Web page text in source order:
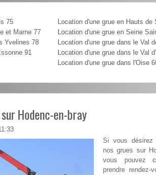
75
et Marne 77
Yvelines 78
91
Location d'une grue en Hauts de
Location d'une grue en Seine
Location d'une grue dans le Val
Location d'une grue dans le Val
Location d'une grue dans l'Oise
Hodenc-en-bray
Si vous désirez
nos grues sur
vous pouvez
prendre rendez-